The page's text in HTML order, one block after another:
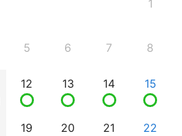
1
5 6 7 8
12 13 14 15
19 20 21 22